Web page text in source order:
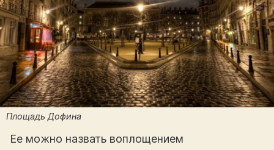
Площадь Дофина
Ее можно назвать воплощением